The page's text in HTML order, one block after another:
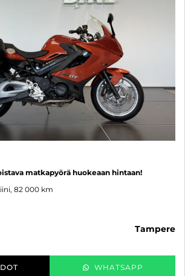
matkapyörä huokeaan hintaan!
82 000 km
tampere
WHATSAPP